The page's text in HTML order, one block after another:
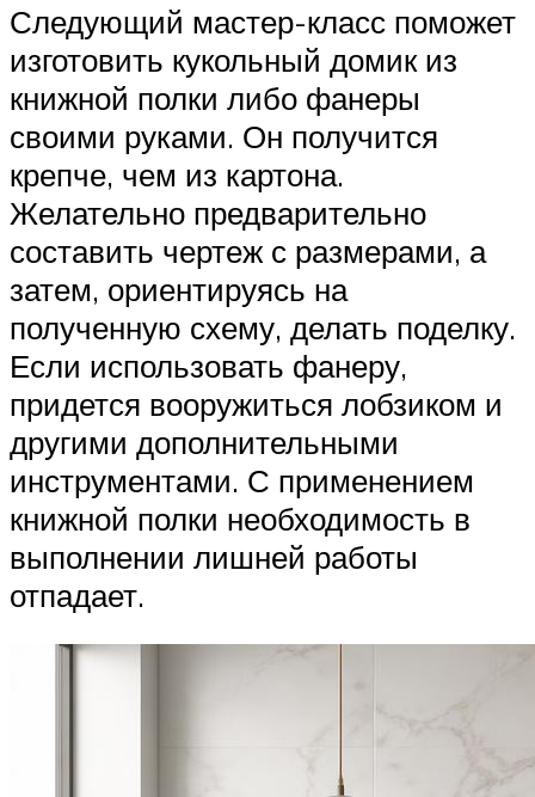
Следующий мастер-класс поможет
изготовить кукольный домик из
книжной полки либо фанеры
своими руками. Он получится
крепче, чем из картона.
Желательно предварительно
составить чертеж с размерами, а
затем, ориентируясь на
полученную схему, делать поделку.
Если использовать фанеру,
придется вооружиться лобзиком и
другими дополнительными
инструментами. С применением
книжной полки необходимость в
выполнении лишней работы
отпадает.